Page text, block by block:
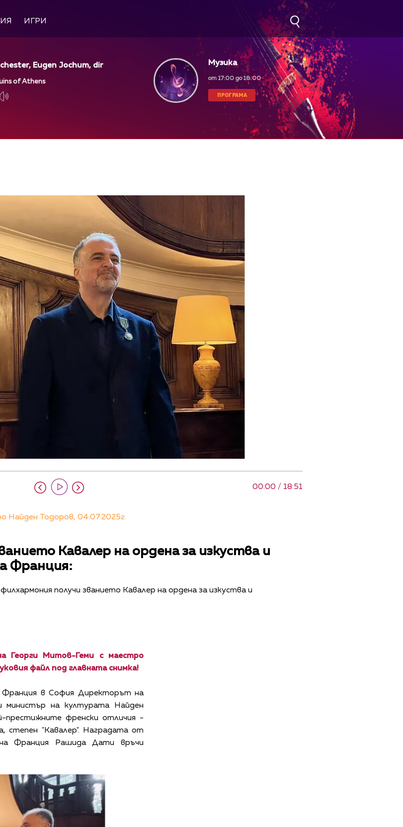
ИГРИ
Eugen Jochum, dir
of Athens
Музика
от 17:00 до 18:00
ПРОГРАМА
00:00 / 18:51
Найден Тодоров, 04.07.2025г.
Кавалер на ордена за изкуства и
Франция:
получи званието Кавалер на ордена за изкуства и
Георги Митов-Геми с маестро
файл под главната снимка!
в София Директорът на
министър на културата Найден
френски отличия -
степен "Кавалер". Наградата от
Франция Рашида Дати връчи